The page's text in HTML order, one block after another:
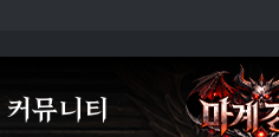
커뮤니티